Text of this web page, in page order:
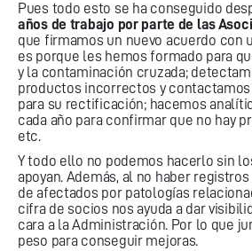
Pues todo esto se ha conseguido
años de trabajo por parte de las
que firmamos un nuevo acuerdo con
es porque les hemos formado para
y la contaminación cruzada;
productos incorrectos y
para su rectificación; hacemos
cada año para confirmar que no hay
etc.
Y todo ello no podemos hacerlo sin
apoyan. Además, al no haber
de afectados por patologías
cifra de socios nos ayuda a dar
cara a la Administración. Por lo que
peso para conseguir mejoras.